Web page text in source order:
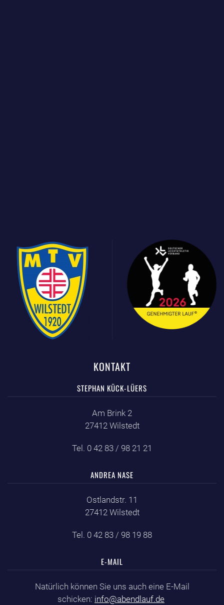
KONTAKT
STEPHAN KÜCK-LÜERS
Am Brink 2
27412 Wilstedt
Tel. 0 42 83 / 98 21 21
ANDREA NASE
Ostlandstr. 11
27412 Wilstedt
Tel. 0 42 83 / 98 19 88
E-MAIL
Natürlich können Sie uns auch eine E-Mail
schicken: info@abendlauf.de